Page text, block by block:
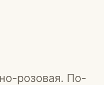
розовая. По-